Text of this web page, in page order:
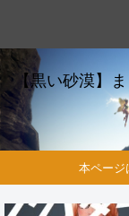
【黒い砂漠】
本ページ